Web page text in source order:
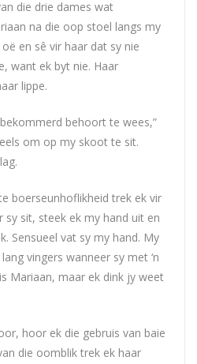
die drie dames wat
na die oop stoel langs my
en sê vir haar dat sy nie
want ek byt nie. Haar
lippe.
behoort te wees,”
om op my skoot te sit.
boerseunhoflikheid trek ek vir
sy sit, steek ek my hand uit en
Sensueel vat sy my hand. My
vingers wanneer sy met ‘n
Mariaan, maar ek dink jy weet
hoor ek die gebruis van baie
die oomblik trek ek haar